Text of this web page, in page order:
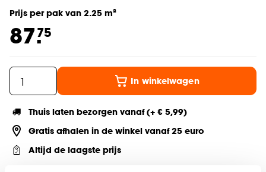
Prijs per pak van 2.25 m²
87.75
In winkelwagen
Thuis laten bezorgen vanaf (+ € 5,99)
Gratis afhalen in de winkel vanaf 25 euro
Altijd de laagste prijs